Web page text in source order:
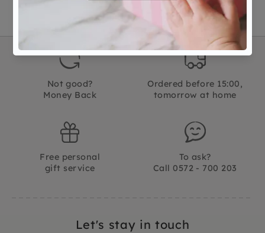
Not good?
Money Back
Ordered before 15:00,
tomorrow at home
Free personal
gift service
To ask?
Call 0572 - 700 203
Let's stay in touch